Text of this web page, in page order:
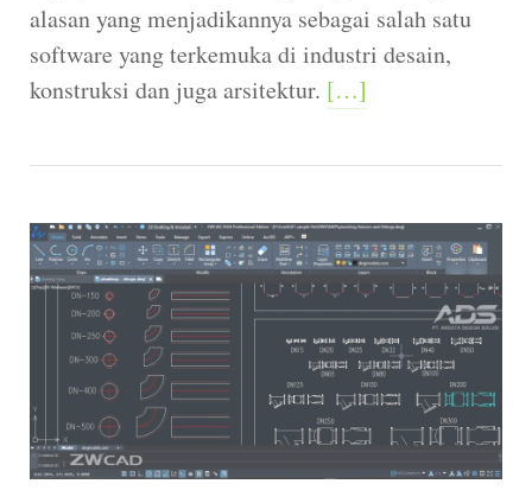
alasan yang menjadikannya sebagai salah satu
software yang terkemuka di industri desain,
konstruksi dan juga arsitektur. […]